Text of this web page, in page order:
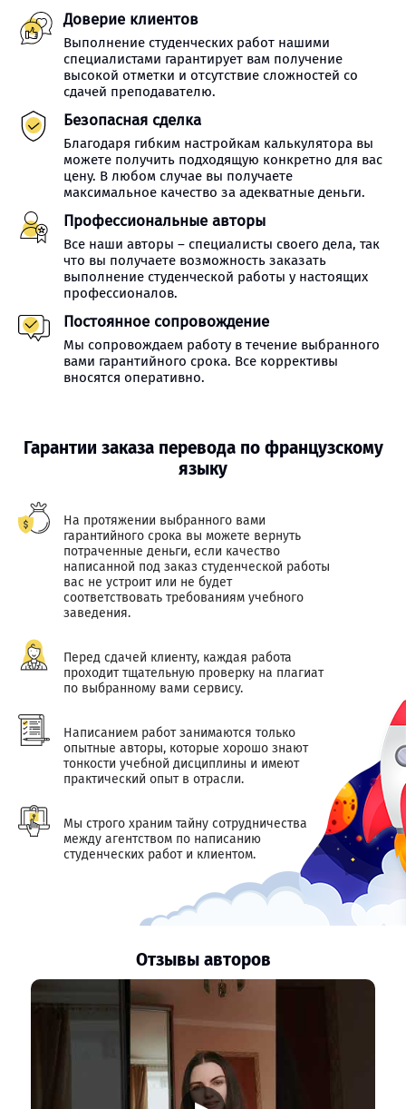
Доверие клиентов
Выполнение студенческих работ нашими
специалистами гарантирует вам получение
высокой отметки и отсутствие сложностей со
сдачей преподавателю.
Безопасная сделка
Благодаря гибким настройкам калькулятора вы
можете получить подходящую конкретно для вас
цену. В любом случае вы получаете
максимальное качество за адекватные деньги.
Профессиональные авторы
Все наши авторы – специалисты своего дела, так
что вы получаете возможность заказать
выполнение студенческой работы у настоящих
профессионалов.
Постоянное сопровождение
Мы сопровождаем работу в течение выбранного
вами гарантийного срока. Все коррективы
вносятся оперативно.
Гарантии заказа перевода по французскому
языку
На протяжении выбранного вами
гарантийного срока вы можете вернуть
потраченные деньги, если качество
написанной под заказ студенческой работы
вас не устроит или не будет
соответствовать требованиям учебного
заведения.
Перед сдачей клиенту, каждая работа
проходит тщательную проверку на плагиат
по выбранному вами сервису.
Написанием работ занимаются только
опытные авторы, которые хорошо знают
тонкости учебной дисциплины и имеют
практический опыт в отрасли.
Мы строго храним тайну сотрудничества
между агентством по написанию
студенческих работ и клиентом.
Отзывы авторов